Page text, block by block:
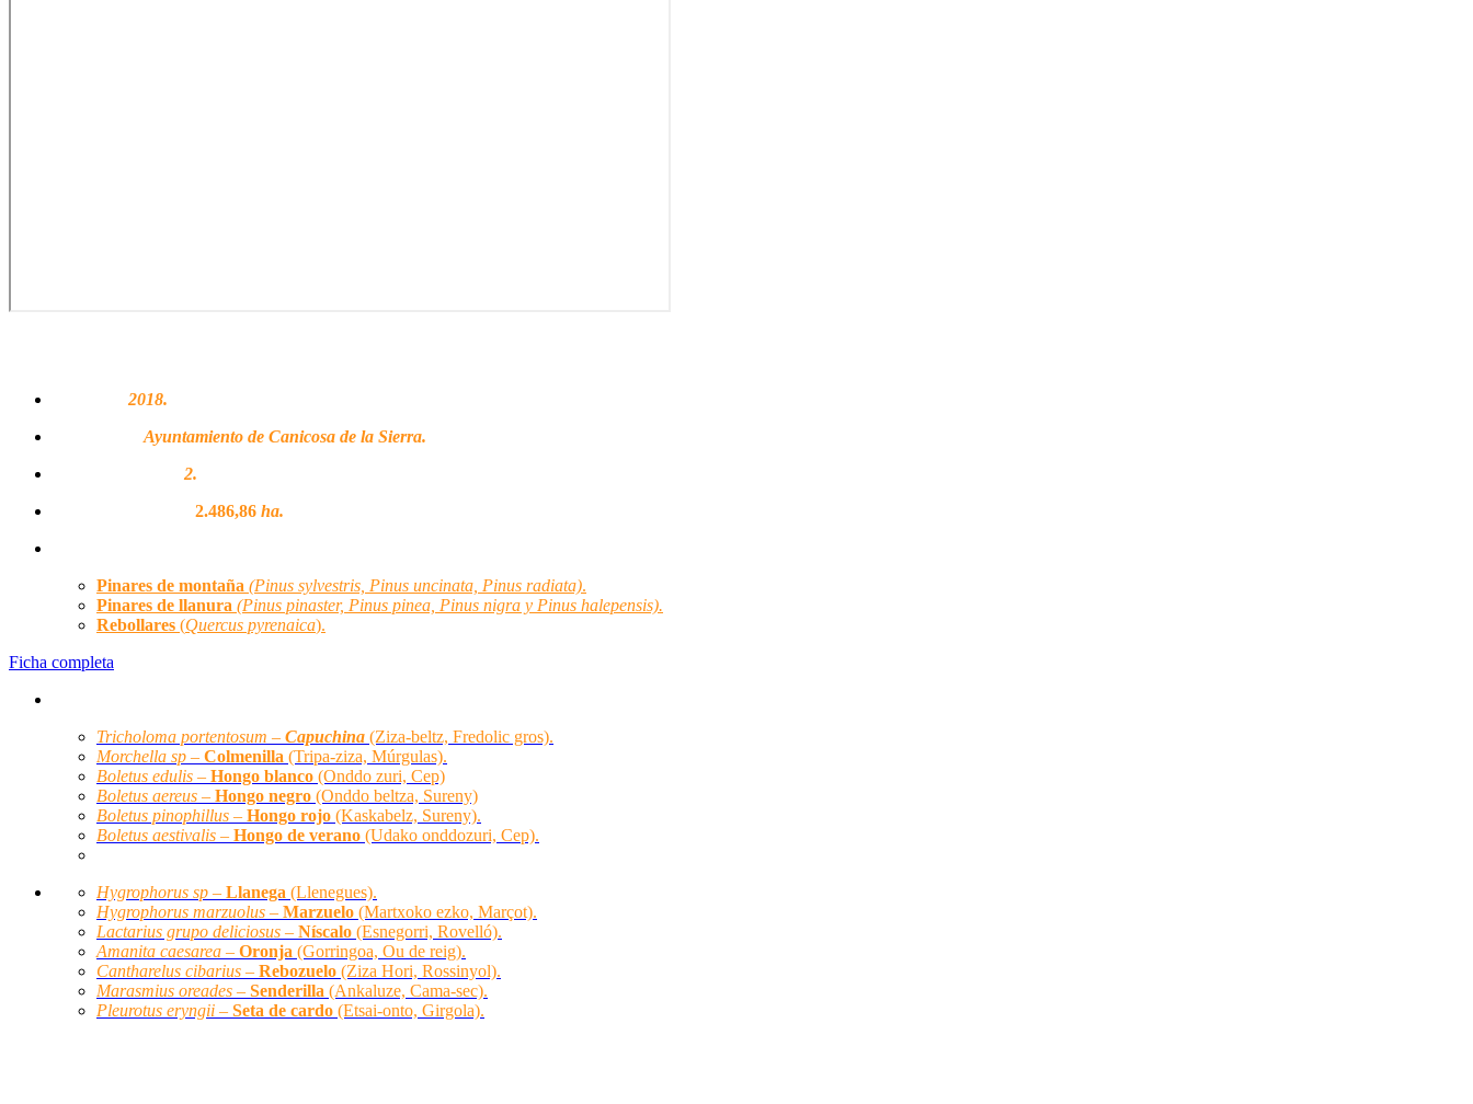
2018.
Ayuntamiento de Canicosa de la Sierra.
2.
2.486,86 ha.
Pinares de montaña (Pinus sylvestris, Pinus uncinata, Pinus radiata).
Pinares de llanura (Pinus pinaster, Pinus pinea, Pinus nigra y Pinus halepensis).
Rebollares (Quercus pyrenaica).
Ficha completa
Tricholoma portentosum – Capuchina (Ziza-beltz, Fredolic gros).
Morchella sp – Colmenilla (Tripa-ziza, Múrgulas).
Boletus edulis – Hongo blanco (Onddo zuri, Cep)
Boletus aereus – Hongo negro (Onddo beltza, Sureny)
Boletus pinophillus – Hongo rojo (Kaskabelz, Sureny).
Boletus aestivalis – Hongo de verano (Udako onddozuri, Cep).
Hygrophorus sp – Llanega (Llenegues).
Hygrophorus marzuolus – Marzuelo (Martxoko ezko, Marçot).
Lactarius grupo deliciosus – Níscalo (Esnegorri, Rovelló).
Amanita caesarea – Oronja (Gorringoa, Ou de reig).
Cantharelus cibarius – Rebozuelo (Ziza Hori, Rossinyol).
Marasmius oreades – Senderilla (Ankaluze, Cama-sec).
Pleurotus eryngii – Seta de cardo (Etsai-onto, Girgola).